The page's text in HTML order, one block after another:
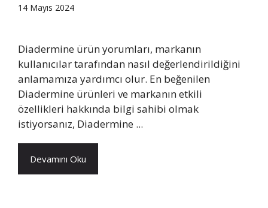
14 Mayıs 2024
Diadermine ürün yorumları, markanın
kullanıcılar tarafından nasıl değerlendirildiğini
anlamamıza yardımcı olur. En beğenilen
Diadermine ürünleri ve markanın etkili
özellikleri hakkında bilgi sahibi olmak
istiyorsanız, Diadermine ...
Devamını Oku